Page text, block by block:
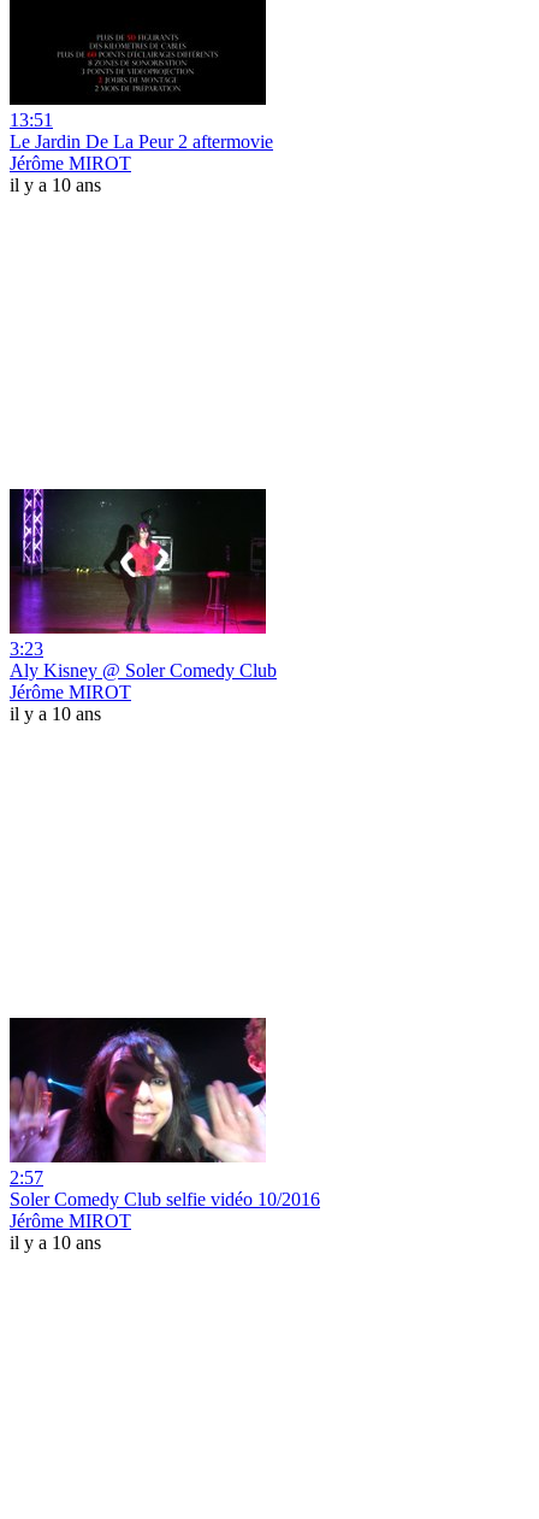
13:51
Le Jardin De La Peur 2 aftermovie
Jérôme MIROT
il y a 10 ans
3:23
Aly Kisney @ Soler Comedy Club
Jérôme MIROT
il y a 10 ans
2:57
Soler Comedy Club selfie vidéo 10/2016
Jérôme MIROT
il y a 10 ans